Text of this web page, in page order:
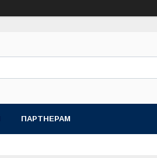
ПАРТНЕРАМ